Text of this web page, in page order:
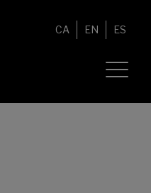
CA EN ES